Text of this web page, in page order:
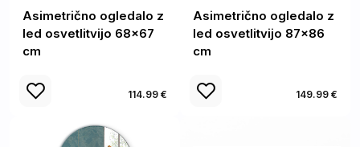
Asimetrično ogledalo z
led osvetlitvijo 68x67
cm
114.99 €
Asimetrično ogledalo z
led osvetlitvijo 87x86
cm
149.99 €